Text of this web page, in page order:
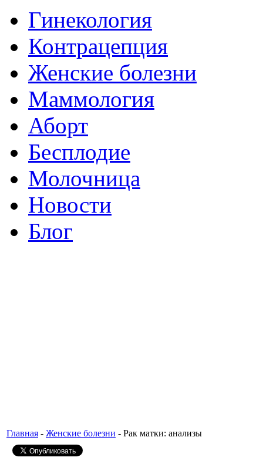
Гинекология
Контрацепция
Женские болезни
Маммология
Аборт
Бесплодие
Молочница
Новости
Блог
Главная - Женские болезни - Рак матки: анализы